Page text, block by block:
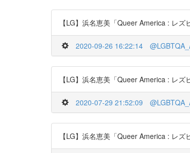
【LG】浜名恵美「Queer America : レ
2020-09-26 16:22:14
【LG】浜名恵美「Queer America : レ
2020-07-29 21:52:09
【LG】浜名恵美「Queer America : レ